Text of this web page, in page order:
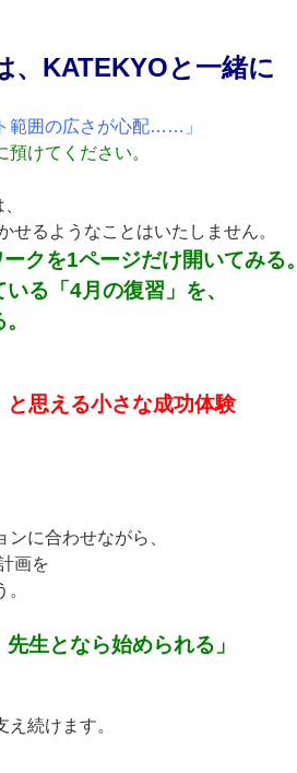
、KATEKYOと一緒に
範囲の広さが心配……」
預けてください。
せるようなことはいたしません。
クを1ページだけ開いてみる。
る「4月の復習」を、
と思える小さな成功体験
に合わせながら、
画を
先生となら始められる」
続けます。